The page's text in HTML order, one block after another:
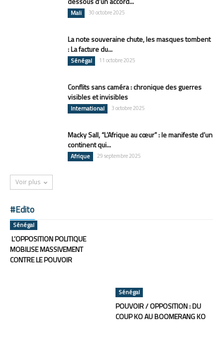
Mali 30 octobre 2025
La note souveraine chute, les masques tombent
: La facture du...
Sénégal 11 octobre 2025
Conflits sans caméra : chronique des guerres
visibles et invisibles
International 3 octobre 2025
Macky Sall, “L’Afrique au cœur” : le manifeste d’un
continent qui...
Afrique 29 septembre 2025
Voir plus
#Edito
Sénégal
L’OPPOSITION POLITIQUE
MOBILISE MASSIVEMENT
CONTRE LE POUVOIR
Sénégal
POUVOIR / OPPOSITION : DU
COUP KO AU BOOMERANG KO